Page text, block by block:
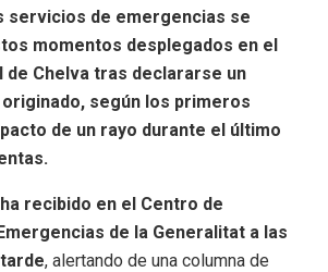
servicios de emergencias se
momentos desplegados en el
de Chelva tras declararse un
según los primeros
de un rayo durante el último
recibido en el Centro de
de la Generalitat a las
, alertando de una columna de